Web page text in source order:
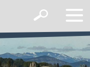
le
Afficher
formulaire
de
recherche